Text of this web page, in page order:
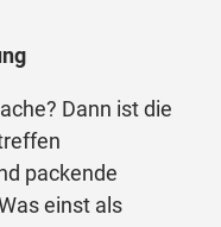
Dann ist die
packende
einst als